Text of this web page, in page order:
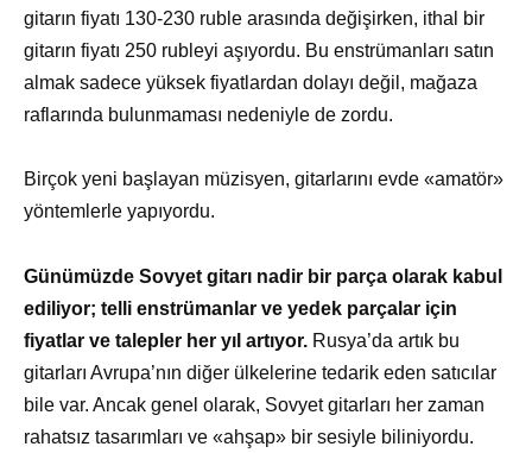
gitarın fiyatı 130-230 ruble arasında değişirken, ithal bir
gitarın fiyatı 250 rubleyi aşıyordu. Bu enstrümanları satın
almak sadece yüksek fiyatlardan dolayı değil, mağaza
raflarında bulunmaması nedeniyle de zordu.
Birçok yeni başlayan müzisyen, gitarlarını evde «amatör»
yöntemlerle yapıyordu.
Günümüzde Sovyet gitarı nadir bir parça olarak kabul
ediliyor; telli enstrümanlar ve yedek parçalar için
fiyatlar ve talepler her yıl artıyor. Rusya’da artık bu
gitarları Avrupa’nın diğer ülkelerine tedarik eden satıcılar
bile var. Ancak genel olarak, Sovyet gitarları her zaman
rahatsız tasarımları ve «ahşap» bir sesiyle biliniyordu.